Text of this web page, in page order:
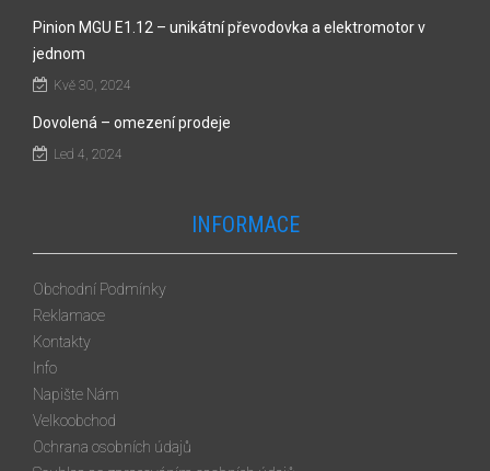
Pinion MGU E1.12 – unikátní převodovka a elektromotor v
jednom
Kvě 30, 2024
Dovolená – omezení prodeje
Led 4, 2024
INFORMACE
Obchodní Podmínky
Reklamace
Kontakty
Info
Napište Nám
Velkoobchod
Ochrana osobních údajů